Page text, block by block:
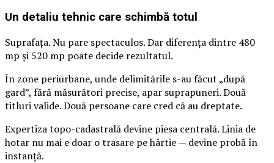
Un detaliu tehnic care schimbă totul
Suprafața. Nu pare spectaculos. Dar diferența dintre 480
mp și 520 mp poate decide rezultatul.
În zone periurbane, unde delimitările s-au făcut „după
gard”, fără măsurători precise, apar suprapuneri. Două
titluri valide. Două persoane care cred că au dreptate.
Expertiza topo-cadastrală devine piesa centrală. Linia de
hotar nu mai e doar o trasare pe hârtie — devine probă în
instanță.